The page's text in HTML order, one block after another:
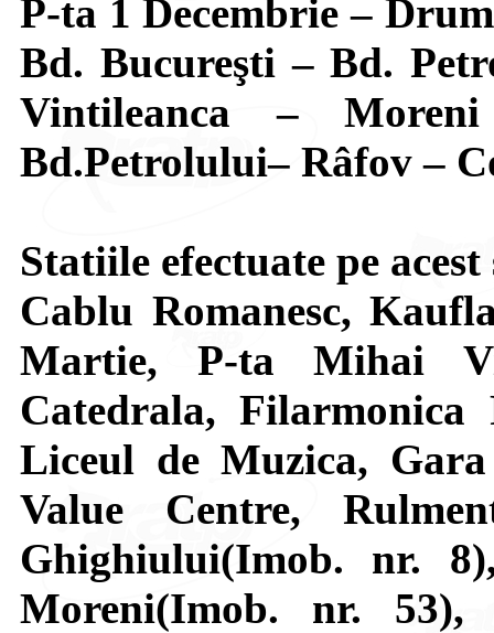
P-ta 1 Decembrie –
Bd. Bucureşti – Bd.
Vintileanca –
Bd.Petrolului– Râfov –
Statiile efectuate pe
Cablu Romanesc,
Martie, P-ta Mihai
Catedrala, Filarmonica
Liceul de Muzica,
Value Centre,
Ghighiului(Imob. nr.
Moreni(Imob. nr. 53),